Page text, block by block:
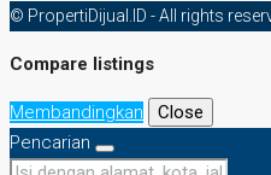
© PropertiDijual.ID - All rights
Compare listings
Membandingkan
Close
Pencarian